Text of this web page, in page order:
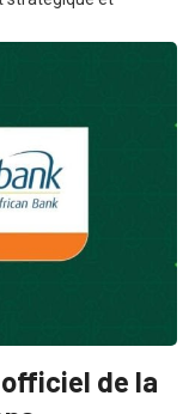
de la